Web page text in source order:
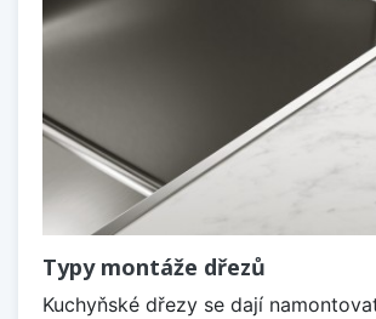
Typy montáže dřezů
Kuchyňské dřezy se dají